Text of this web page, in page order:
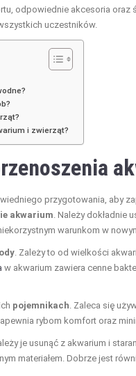
odpowiednie akcesoria
uczestników.
i zwierząt?
przygotowania, aby
akwarium . Należy dokładnie
warunkom w
. Zależy to od wielkości
w akwarium zawiera cenne
pojemnikach . Zaleca się
rybom komfort oraz
je usunąć z akwarium i
materiałem. Dobrze jest